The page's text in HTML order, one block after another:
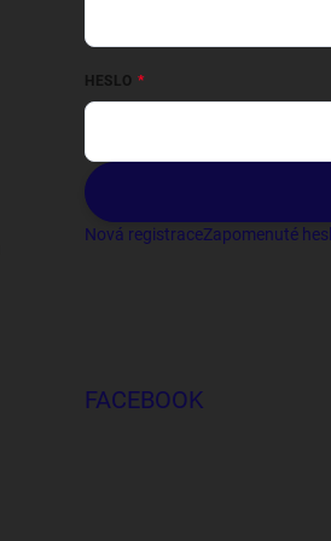
HESLO
Nová registraceZapomenuté
FACEBOOK